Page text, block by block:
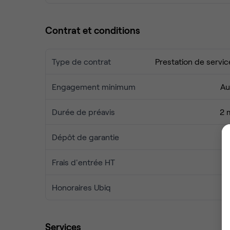
Contrat et conditions
Type de contrat Prestation de
Engagement minimum
Durée de préavis 2
Dépôt de garantie
Frais d'entrée HT
Honoraires Ubiq
Services